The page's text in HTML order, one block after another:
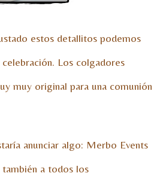
estos detallitos podemos
Los colgadores
muy original para una comunión
anunciar algo: Merbo Events
a todos los